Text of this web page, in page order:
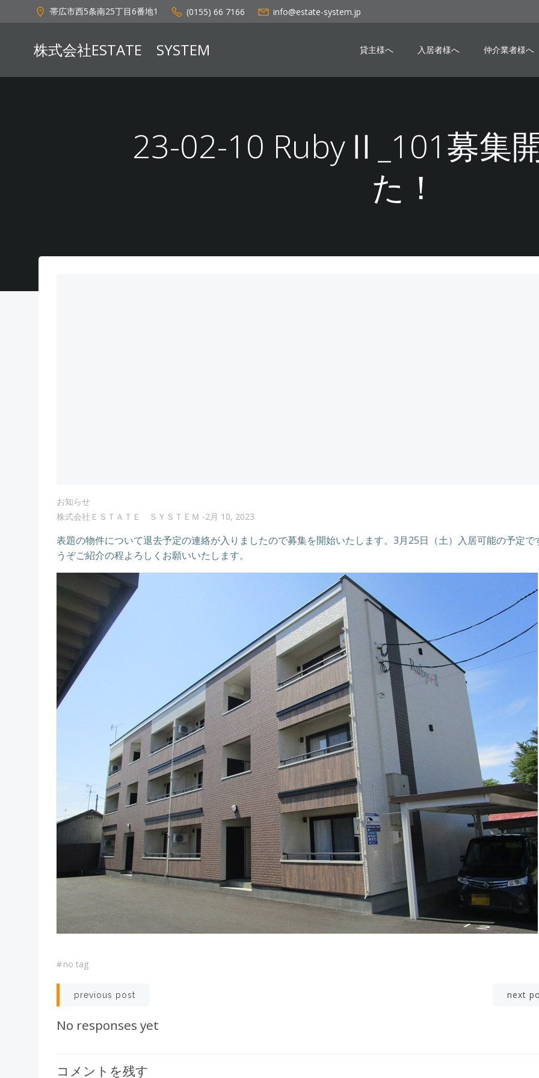
ン
へ
帯広市西5条南25丁目6番地1 (0155) 66 7166 info@estate-system.jp
株式会社ESTATE SYSTEM 貸主様へ 入居者様へ 仲介業者様へ
23-02-10 RubyⅡ_101募集
た！
お知らせ
株式会社ＥＳＴＡＴＥ ＳＹＳＴＥＭ -2月 10, 2023
表題の物件について退去予定の連絡が入りましたので募集を開始いたします。3月25日（土）入居可能の予定で
うぞご紹介の程よろしくお願いいたします。
#no tag
Post
navigation
previous post next
No responses yet
コメントを残す